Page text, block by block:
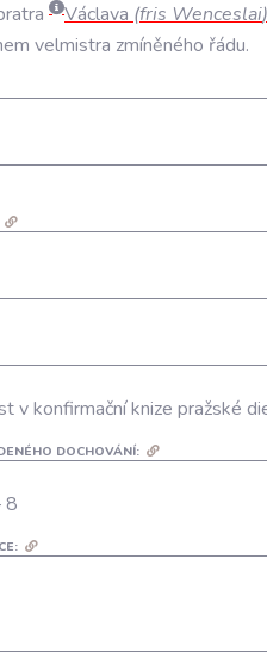
Václava (fris Wenceslai)
velmistra zmíněného řádu.
v konfirmační knize pražské
DOCHOVÁNÍ:
8